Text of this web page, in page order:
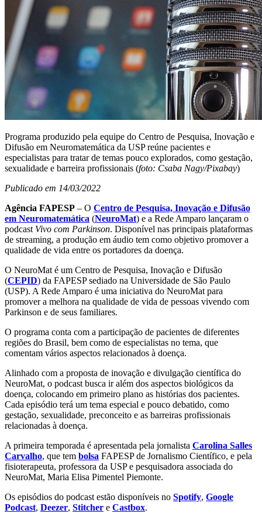
Programa produzido pela equipe do Centro de Pesquisa, Inovação e
Difusão em Neuromatemática da USP reúne pacientes e
especialistas para tratar de temas pouco explorados, como gestação,
sexualidade e barreira profissionais (foto: Csaba Nagy/Pixabay)
Publicado em 14/03/2022
Agência FAPESP – O Centro de Pesquisa, Inovação e Difusão
em Neuromatemática (NeuroMat) e a Rede Amparo lançaram o
podcast Vivo com Parkinson. Disponível nas principais plataformas
de streaming, a produção em áudio tem como objetivo promover a
qualidade de vida entre os portadores da doença.
O NeuroMat é um Centro de Pesquisa, Inovação e Difusão
(CEPID) da FAPESP sediado na Universidade de São Paulo
(USP). A Rede Amparo é uma iniciativa do NeuroMat para
promover a melhora na qualidade de vida de pessoas vivendo com
Parkinson e de seus familiares.
O programa conta com a participação de pacientes de diferentes
regiões do Brasil, bem como de especialistas no tema, que
comentam vários aspectos relacionados à doença.
Alinhado com a proposta de inovação e divulgação científica do
NeuroMat, o podcast busca ir além dos aspectos biológicos da
doença, colocando em primeiro plano as histórias dos pacientes.
Cada episódio terá um tema especial e pouco debatido, como
gestação, sexualidade, preconceito e as barreiras profissionais
relacionadas à doença.
A primeira temporada é apresentada pela jornalista Carolina Salles
Carvalho, que tem bolsa FAPESP de Jornalismo Científico, e pela
fisioterapeuta, professora da USP e pesquisadora associada do
NeuroMat, Maria Elisa Pimentel Piemonte.
Os episódios do podcast estão disponíveis no Spotify, Google
Podcast, Deezer, Stitcher e Castbox.